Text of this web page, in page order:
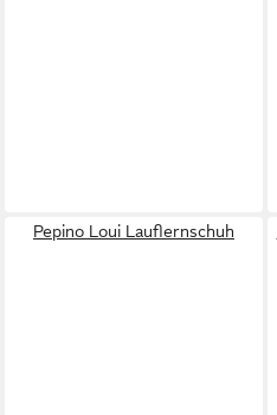
Pepino Loui Lauflernschuh